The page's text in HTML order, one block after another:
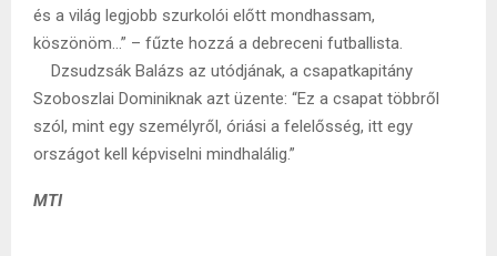
és a világ legjobb szurkolói előtt mondhassam,
köszönöm…” – fűzte hozzá a debreceni futballista.
Dzsudzsák Balázs az utódjának, a csapatkapitány
Szoboszlai Dominiknak azt üzente: “Ez a csapat többről
szól, mint egy személyről, óriási a felelősség, itt egy
országot kell képviselni mindhalálig.”
MTI